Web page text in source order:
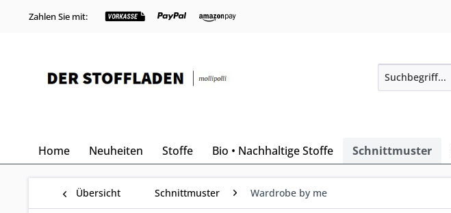
Zahlen Sie mit:
Home Neuheiten Stoffe Bio • Nachhaltige Stoffe Schnittmuster
Übersicht Schnittmuster Wardrobe by me